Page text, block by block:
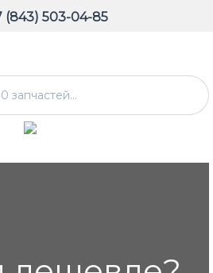
(843) 503-04-85